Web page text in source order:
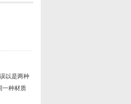
以是两种
一种材质